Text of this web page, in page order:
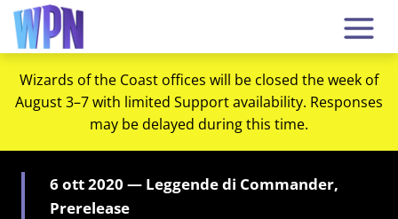
Wizards of the Coast offices will be closed the week of
August 3–7 with limited Support availability. Responses
may be delayed during this time.
6 ott 2020 — Leggende di Commander,
Prerelease